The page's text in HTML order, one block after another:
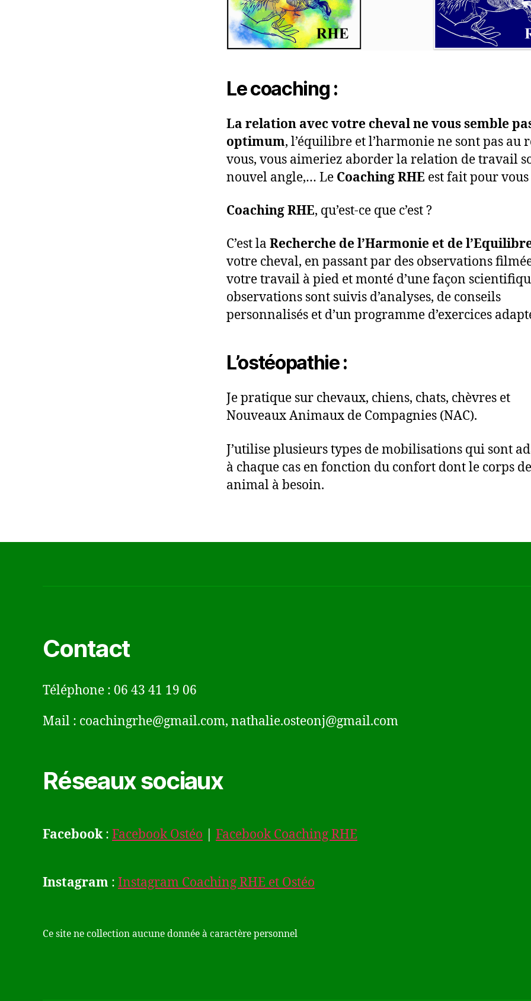
Le coaching :
La relation avec votre cheval ne vous semble
optimum, l’équilibre et l’harmonie ne sont pas au
vous, vous aimeriez aborder la relation de travail
nouvel angle,… Le Coaching RHE est fait pour vous
Coaching RHE, qu’est-ce que c’est ?
C’est la Recherche de l’Harmonie et de
votre cheval, en passant par des observations
votre travail à pied et monté d’une façon
observations sont suivis d’analyses, de conseils
personnalisés et d’un programme d’exercices
L’ostéopathie :
Je pratique sur chevaux, chiens, chats, chèvres et
Nouveaux Animaux de Compagnies (NAC).
J’utilise plusieurs types de mobilisations qui sont
à chaque cas en fonction du confort dont le corps
animal à besoin.
Contact
Téléphone : 06 43 41 19 06
Mail : coachingrhe@gmail.com, nathalie.osteonj@gmail.com
Réseaux sociaux
Facebook: Facebook Ostéo Facebook Coaching RHE
Instagram : Instagram Coaching RHE et Ostéo
Ce site ne collection aucune donnée à caractère personnel